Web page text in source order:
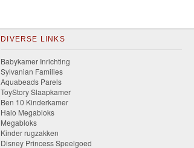
DIVERSE LINKS
Babykamer Inrichting
Sylvanian Families
Aquabeads Parels
ToyStory Slaapkamer
Ben 10 Kinderkamer
Halo Megabloks
Megabloks
Kinder rugzakken
Disney Princess Speelgoed